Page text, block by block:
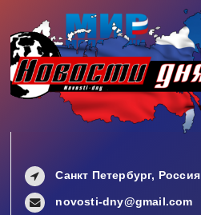
Санкт Петербург, Россия
novosti-dny@gmail.com